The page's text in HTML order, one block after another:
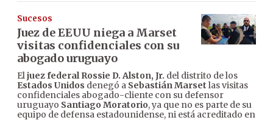
Sucesos
Juez de EEUU niega a Marset
visitas confidenciales con su
abogado uruguayo
Eljuez federal Rossie D. Alston, Jr. del distrito de los
Estados Unidos denegó a Sebastián Marset las visitas
confidenciales abogado-cliente con su defensor
uruguayo Santiago Moratorio, ya que no es parte de su
equipo de defensa estadounidense, ni está acreditado en